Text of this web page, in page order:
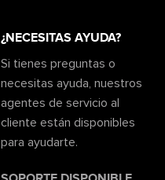
¿NECESITAS AYUDA?
Si tienes preguntas o
necesitas ayuda, nuestros
agentes de servicio al
cliente están disponibles
para ayudarte.